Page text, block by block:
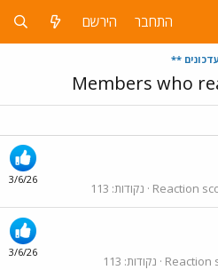
התחבר הירשם
Members who
3/6/26
Reaction נקודות 113
3/6/26
Reaction נקודות 113